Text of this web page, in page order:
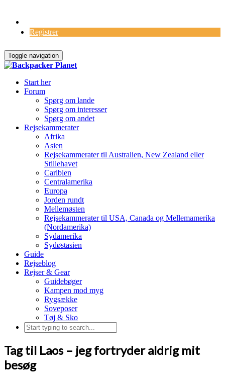
Registrer
Toggle navigation
Start her
Forum
Spørg om lande
Spørg om interesser
Spørg om andet
Rejsekammerater
Afrika
Asien
Rejsekammerater til Australien, New Zealand eller
Stillehavet
Caribien
Centralamerika
Europa
Jorden rundt
Mellemøsten
Rejsekammerater til USA, Canada og Mellemamerika
(Nordamerika)
Sydamerika
Sydøstasien
Guide
Rejseblog
Rejser & Gear
Guidebøger
Kampen mod myg
Rygsække
Soveposer
Tøj & Sko
Tag til Laos – jeg fortryder aldrig mit
besøg